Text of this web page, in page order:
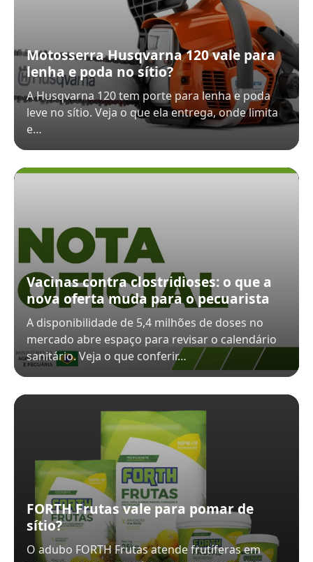
Motosserra Husqvarna 120 vale para
lenha e poda no sítio?
A Husqvarna 120 tem porte para lenha e poda
leve no sítio. Veja o que ela entrega, onde limita
e…
Vacinas contra clostridioses: o que a
nova oferta muda para o pecuarista
A disponibilidade de 5,4 milhões de doses no
mercado abre espaço para revisar o calendário
sanitário. Veja o que conferir…
FORTH Frutas vale para pomar de
sítio?
O adubo FORTH Frutas atende frutíferas em